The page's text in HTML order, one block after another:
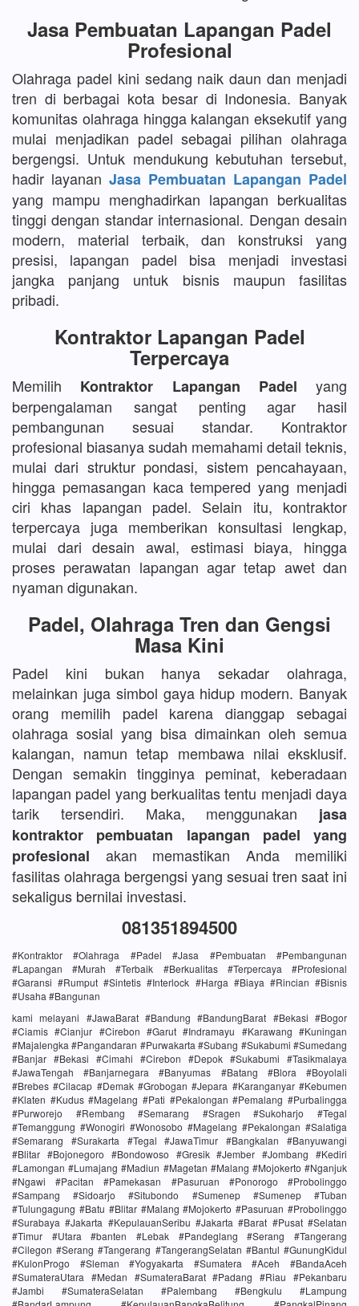
Jasa Pembuatan Lapangan Padel
Profesional
Olahraga padel kini sedang naik daun dan menjadi
tren di berbagai kota besar di Indonesia. Banyak
komunitas olahraga hingga kalangan eksekutif yang
mulai menjadikan padel sebagai pilihan olahraga
bergengsi. Untuk mendukung kebutuhan tersebut,
hadir layanan Jasa Pembuatan Lapangan Padel
yang mampu menghadirkan lapangan berkualitas
tinggi dengan standar internasional. Dengan desain
modern, material terbaik, dan konstruksi yang
presisi, lapangan padel bisa menjadi investasi
jangka panjang untuk bisnis maupun fasilitas
pribadi.
Kontraktor Lapangan Padel
Terpercaya
Memilih Kontraktor Lapangan Padel yang
berpengalaman sangat penting agar hasil
pembangunan sesuai standar. Kontraktor
profesional biasanya sudah memahami detail teknis,
mulai dari struktur pondasi, sistem pencahayaan,
hingga pemasangan kaca tempered yang menjadi
ciri khas lapangan padel. Selain itu, kontraktor
terpercaya juga memberikan konsultasi lengkap,
mulai dari desain awal, estimasi biaya, hingga
proses perawatan lapangan agar tetap awet dan
nyaman digunakan.
Padel, Olahraga Tren dan Gengsi
Masa Kini
Padel kini bukan hanya sekadar olahraga,
melainkan juga simbol gaya hidup modern. Banyak
orang memilih padel karena dianggap sebagai
olahraga sosial yang bisa dimainkan oleh semua
kalangan, namun tetap membawa nilai eksklusif.
Dengan semakin tingginya peminat, keberadaan
lapangan padel yang berkualitas tentu menjadi daya
tarik tersendiri. Maka, menggunakan jasa
kontraktor pembuatan lapangan padel yang
profesional akan memastikan Anda memiliki
fasilitas olahraga bergengsi yang sesuai tren saat ini
sekaligus bernilai investasi.
081351894500
#Kontraktor #Olahraga #Padel #Jasa #Pembuatan #Pembangunan
#Lapangan #Murah #Terbaik #Berkualitas #Terpercaya #Profesional
#Garansi #Rumput #Sintetis #Interlock #Harga #Biaya #Rincian #Bisnis
#Usaha #Bangunan
kami melayani #JawaBarat #Bandung #BandungBarat #Bekasi #Bogor
#Ciamis #Cianjur #Cirebon #Garut #Indramayu #Karawang #Kuningan
#Majalengka #Pangandaran #Purwakarta #Subang #Sukabumi #Sumedang
#Banjar #Bekasi #Cimahi #Cirebon #Depok #Sukabumi #Tasikmalaya
#JawaTengah #Banjarnegara #Banyumas #Batang #Blora #Boyolali
#Brebes #Cilacap #Demak #Grobogan #Jepara #Karanganyar #Kebumen
#Klaten #Kudus #Magelang #Pati #Pekalongan #Pemalang #Purbalingga
#Purworejo #Rembang #Semarang #Sragen #Sukoharjo #Tegal
#Temanggung #Wonogiri #Wonosobo #Magelang #Pekalongan #Salatiga
#Semarang #Surakarta #Tegal #JawaTimur #Bangkalan #Banyuwangi
#Blitar #Bojonegoro #Bondowoso #Gresik #Jember #Jombang #Kediri
#Lamongan #Lumajang #Madiun #Magetan #Malang #Mojokerto #Nganjuk
#Ngawi #Pacitan #Pamekasan #Pasuruan #Ponorogo #Probolinggo
#Sampang #Sidoarjo #Situbondo #Sumenep #Sumenep #Tuban
#Tulungagung #Batu #Blitar #Malang #Mojokerto #Pasuruan #Probolinggo
#Surabaya #Jakarta #KepulauanSeribu #Jakarta #Barat #Pusat #Selatan
#Timur #Utara #banten #Lebak #Pandeglang #Serang #Tangerang
#Cilegon #Serang #Tangerang #TangerangSelatan #Bantul #GunungKidul
#KulonProgo #Sleman #Yogyakarta #Sumatera #Aceh #BandaAceh
#SumateraUtara #Medan #SumateraBarat #Padang #Riau #Pekanbaru
#Jambi #SumateraSelatan #Palembang #Bengkulu #Lampung